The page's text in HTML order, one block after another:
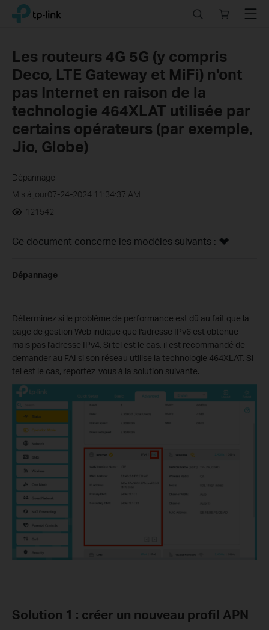
Click
navigation
TP-Link, Reliably Smart
store
Menu
Les routeurs 4G 5G (y compris
Deco, LTE Gateway et MiFi) n'ont
pas Internet en raison de la
technologie 464XLAT utilisée par
certains opérateurs (par exemple,
Jio, Globe)
Dépannage
Mis à jour07-24-2024 11:34:37 AM
121542
Ce document concerne les modèles suivants :
Dépannage
Déterminez si le problème de performance est dû au fait que la
page de gestion Web indique que l'adresse IPv6 est obtenue
mais pas l'adresse IPv4. Si tel est le cas, il est recommandé de
demander au FAI si son réseau utilise la technologie 464XLAT. Si
tel est le cas, reportez-vous à la solution suivante.
Solution 1 : créer un nouveau profil APN